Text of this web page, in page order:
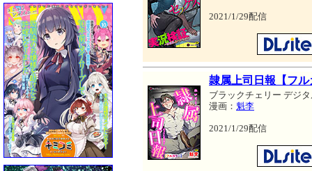
2021/1/29配信
隷属上司日報【フル
ブラックチェリー デジ
漫画： 魁李
2021/1/29配信